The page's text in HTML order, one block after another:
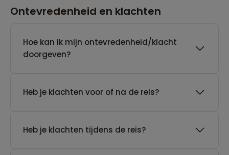
Ontevredenheid en klachten
Hoe kan ik mijn ontevredenheid/klacht
doorgeven?
Heb je klachten voor of na de reis?
Heb je klachten tijdens de reis?